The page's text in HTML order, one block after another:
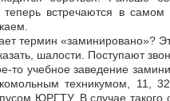
встречаются в самом
термин «заминировано»?
шалости. Поступают
то учебное заведение
техникумом, 11,
ЮРГТУ. В случае такого